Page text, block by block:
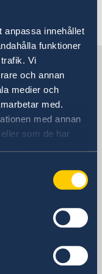
anpassa innehållet
funktioner
Vi
och annan
medier och
med.
med annan
som de har